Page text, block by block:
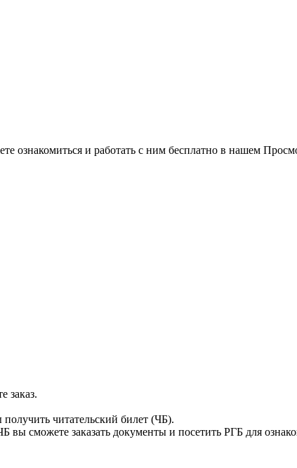
ознакомиться и работать с ним бесплатно в нашем
заказ.
получить читательский билет (ЧБ).
сможете заказать документы и посетить РГБ для